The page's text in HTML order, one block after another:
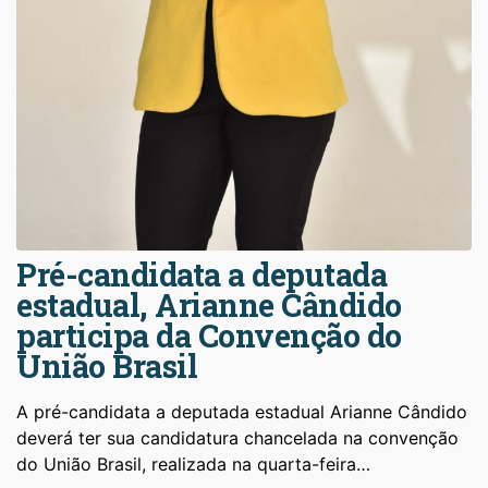
Pré-candidata a deputada
estadual, Arianne Cândido
participa da Convenção do
União Brasil
A pré-candidata a deputada estadual Arianne Cândido
deverá ter sua candidatura chancelada na convenção
do União Brasil, realizada na quarta-feira…